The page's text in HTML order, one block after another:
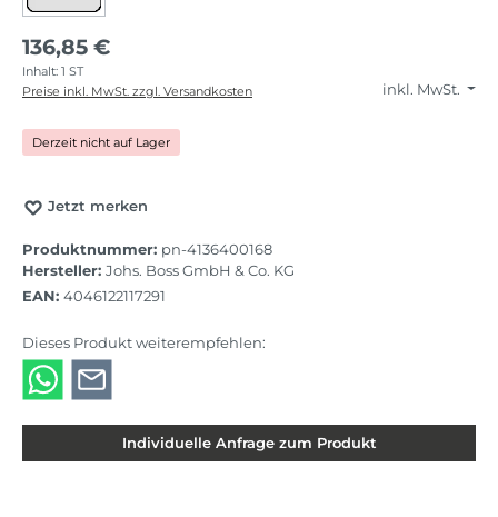
136,85 €
Inhalt: 1 ST
inkl. MwSt.
Preise inkl. MwSt. zzgl. Versandkosten
Derzeit nicht auf Lager
Jetzt merken
Produktnummer: pn-4136400168
Hersteller: Johs. Boss GmbH & Co. KG
EAN: 4046122117291
Dieses Produkt weiterempfehlen:
Individuelle Anfrage zum Produkt